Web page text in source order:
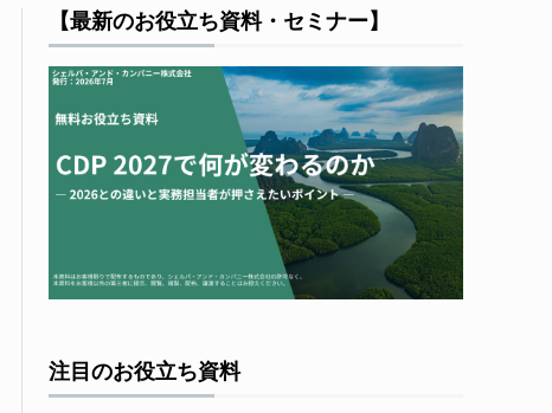
【最新のお役立ち資料・セミナー】
注目のお役立ち資料